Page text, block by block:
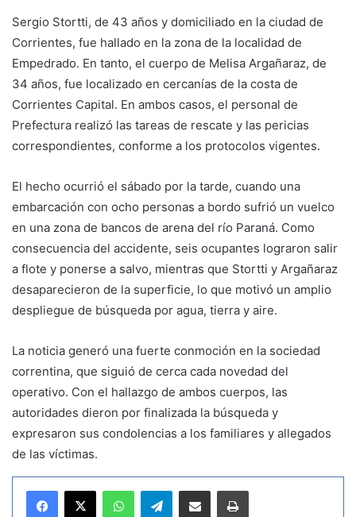
Sergio Stortti, de 43 años y domiciliado en la ciudad de
Corrientes, fue hallado en la zona de la localidad de
Empedrado. En tanto, el cuerpo de Melisa Argañaraz, de
34 años, fue localizado en cercanías de la costa de
Corrientes Capital. En ambos casos, el personal de
Prefectura realizó las tareas de rescate y las pericias
correspondientes, conforme a los protocolos vigentes.
El hecho ocurrió el sábado por la tarde, cuando una
embarcación con ocho personas a bordo sufrió un vuelco
en una zona de bancos de arena del río Paraná. Como
consecuencia del accidente, seis ocupantes lograron salir
a flote y ponerse a salvo, mientras que Stortti y Argañaraz
desaparecieron de la superficie, lo que motivó un amplio
despliegue de búsqueda por agua, tierra y aire.
La noticia generó una fuerte conmoción en la sociedad
correntina, que siguió de cerca cada novedad del
operativo. Con el hallazgo de ambos cuerpos, las
autoridades dieron por finalizada la búsqueda y
expresaron sus condolencias a los familiares y allegados
de las víctimas.
Telegram